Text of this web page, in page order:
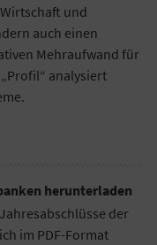
und
auch einen
Mehraufwand für
analysiert
herunterladen
der
im PDF-Format